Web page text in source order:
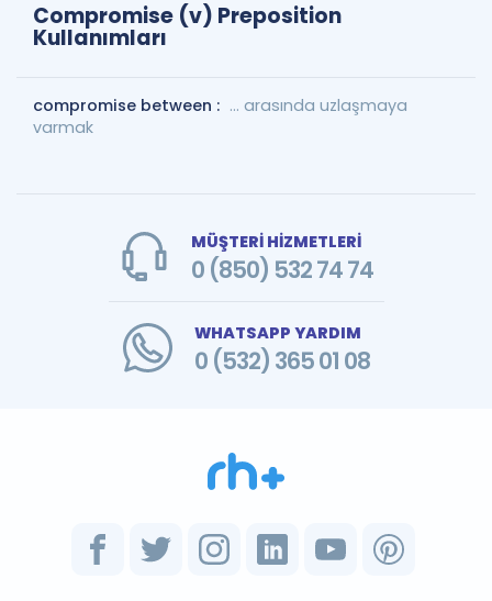
Compromise (v) Preposition
Kullanımları
compromise between : ... arasında uzlaşmaya
varmak
MÜŞTERİ HİZMETLERİ
0 (850) 532 74 74
WHATSAPP YARDIM
0 (532) 365 01 08